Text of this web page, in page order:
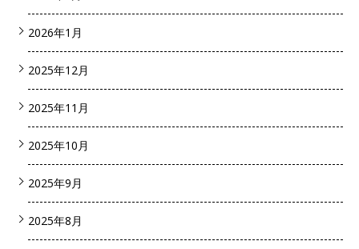
2026年1月
2025年12月
2025年11月
2025年10月
2025年9月
2025年8月